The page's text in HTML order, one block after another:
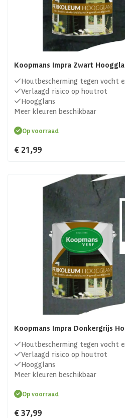
Koopmans Impra Zwart
Houtbescherming tegen vocht
Verlaagd risico op houtrot
Hoogglans
Meer kleuren beschikbaar
Op voorraad
€ 21,99
Koopmans Impra Donkergrijs
Houtbescherming tegen vocht
Verlaagd risico op houtrot
Hoogglans
Meer kleuren beschikbaar
Op voorraad
€ 37,99